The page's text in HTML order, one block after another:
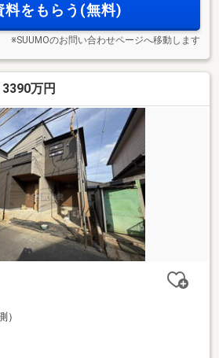
料をもらう(無料)
※SUUMOのお問い合わせページへ移動します
万円
）